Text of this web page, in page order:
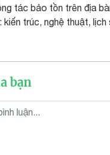
tác bảo tồn trên địa
trúc, nghệ thuật,
bạn